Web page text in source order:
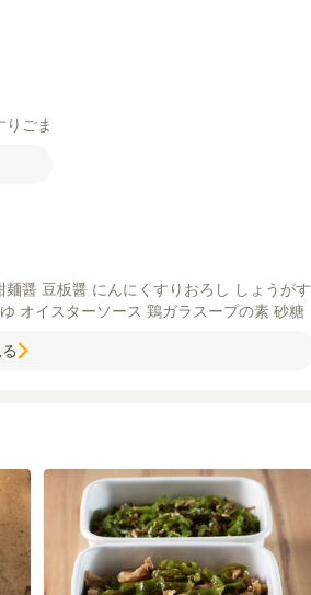
りごま
麺醤 豆板醤 にんにくすりおろし しょうがす
オイスターソース 鶏ガラスープの素 砂糖